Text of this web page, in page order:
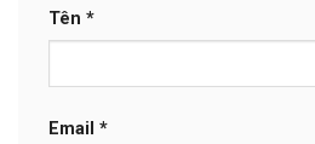
Tên *
Email *